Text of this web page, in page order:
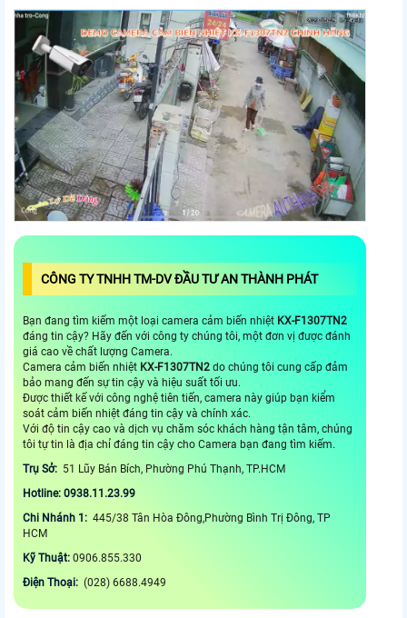
CÔNG TY TNHH TM-DV ĐẦU TƯ AN THÀNH PHÁT
Bạn đang tìm kiếm một loại camera cảm biến nhiệt KX-F1307TN2
đáng tin cậy? Hãy đến với công ty chúng tôi, một đơn vị được đánh
giá cao về chất lượng Camera.
Camera cảm biến nhiệt KX-F1307TN2 do chúng tôi cung cấp đảm
bảo mang đến sự tin cậy và hiệu suất tối ưu.
Được thiết kế với công nghệ tiên tiến, camera này giúp bạn kiểm
soát cảm biến nhiệt đáng tin cậy và chính xác.
Với độ tin cậy cao và dịch vụ chăm sóc khách hàng tận tâm, chúng
tôi tự tin là địa chỉ đáng tin cậy cho Camera bạn đang tìm kiếm.
Trụ Sở: 51 Lũy Bán Bích, Phường Phú Thạnh, TP.HCM
Hotline: 0938.11.23.99
Chi Nhánh 1: 445/38 Tân Hòa Đông,Phường Bình Trị Đông, TP
HCM
Kỹ Thuật: 0906.855.330
Điện Thoại: (028) 6688.4949